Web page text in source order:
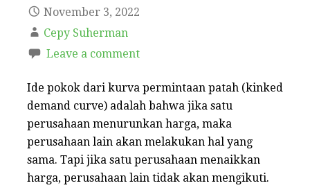
November 3, 2022
Cepy Suherman
Leave a comment
Ide pokok dari kurva permintaan patah (kinked
demand curve) adalah bahwa jika satu
perusahaan menurunkan harga, maka
perusahaan lain akan melakukan hal yang
sama. Tapi jika satu perusahaan menaikkan
harga, perusahaan lain tidak akan mengikuti.